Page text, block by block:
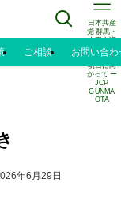
日本共産
党 群馬・
太田市議
水野正己
のブログ |
明日に向
かって ー
JCP
GUNMA
OTA
ご相談 お問い合わ
年6月29日